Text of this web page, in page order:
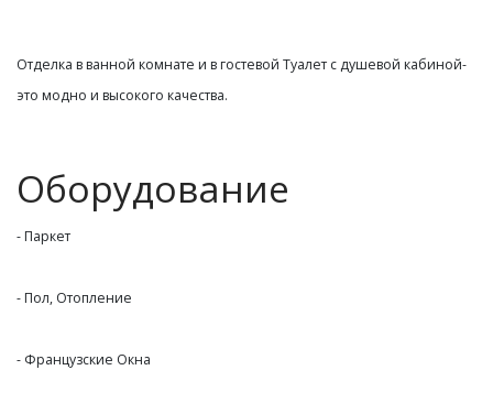
Отделка в ванной комнате и в гостевой Туалет с душевой кабиной-
это модно и высокого качества.
Оборудование
- Паркет
- Пол, Отопление
- Французские Окна